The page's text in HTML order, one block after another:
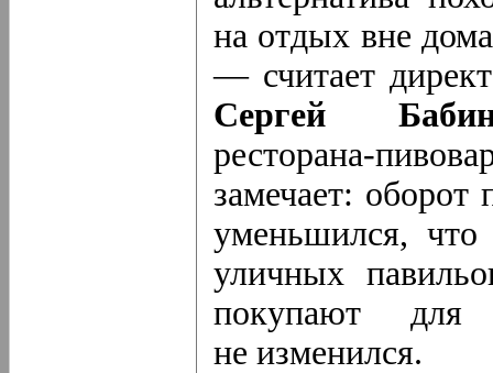
на отдых вне
— считает
Сергей
ресторана-
замечает: оборот
уменьшился, что
уличных
покупают для
не изменился.